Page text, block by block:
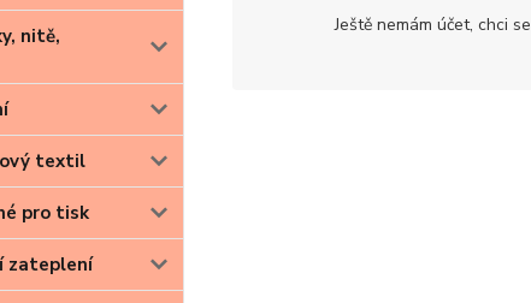
nitě,
textil
pro tisk
zateplení
Ještě nemám účet, chci se